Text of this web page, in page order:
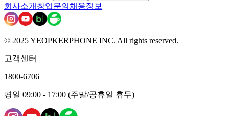
회사소개 창업문의 채용정보
© 2025 YEOPKERPHONE INC. All rights reserved.
고객센터
1800-6706
평일 09:00 - 17:00 (주말/공휴일 휴무)